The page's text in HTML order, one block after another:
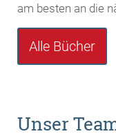
am besten an die
Alle Bücher
Unser